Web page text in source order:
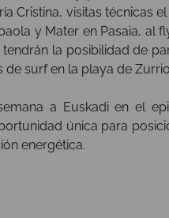
Cristina, visitas técnicas
y Mater en Pasaia, al
la posibilidad de
de surf en la playa de
a Euskadi en el
única para
energética.